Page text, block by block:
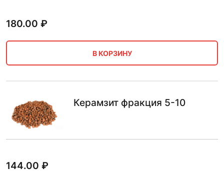
180.00 ₽
В КОРЗИНУ
Керамзит фракция 5-10
144.00 ₽